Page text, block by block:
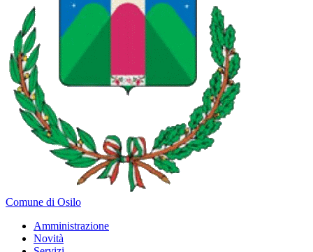
Comune di Osilo
Amministrazione
Novità